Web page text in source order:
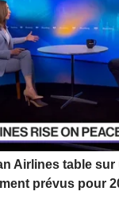
Airlines table
prévus pour